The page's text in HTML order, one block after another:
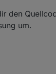
den
um.